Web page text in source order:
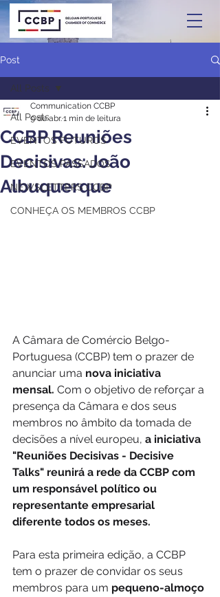
Post
All Posts
EVENTOS FUTUROS
EVENTOS PASSADOS
NEWSLETTERS CCBP
CONHEÇA OS MEMBROS CCBP
All Posts
CCBP Reuniões
Decisivas: João
Albuquerque
Communication CCBP
9 de abr.1 min de leitura
A Câmara de Comércio Belgo-
Portuguesa (CCBP) tem o prazer de
anunciar uma nova iniciativa
mensal. Com o objetivo de reforçar a
presença da Câmara e dos seus
membros no âmbito da tomada de
decisões a nível europeu, a iniciativa
"Reuniões Decisivas - Decisive
Talks" reunirá a rede da CCBP com
um responsável político ou
representante empresarial
diferente todos os meses.
Para esta primeira edição, a CCBP
tem o prazer de convidar os seus
membros para um pequeno-almoço